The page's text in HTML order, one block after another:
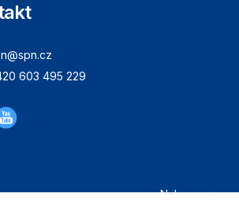
603 495 229
Nahoru